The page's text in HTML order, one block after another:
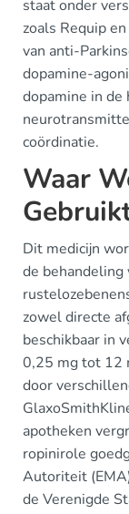
staat onder
zoals Requip
van anti-
dopamine-
dopamine in de
coördinatie.
Waar
Dit medicijn
de behandeling
zowel directe
beschikbaar in
0,25 mg tot 12
door
apotheken
ropinirole
Autoriteit
de Verenigde